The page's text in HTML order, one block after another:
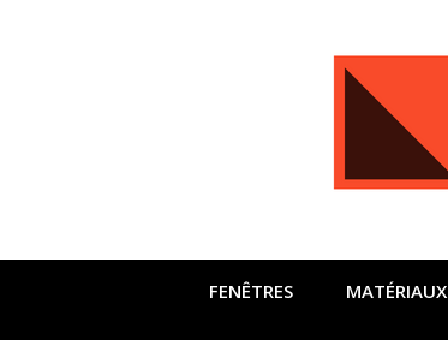
FENÊTRES MATÉRIAUX